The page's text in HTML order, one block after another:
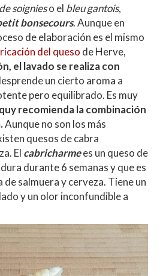
soignieso el bleu gantois,
bonsecours. Aunque en
de elaboración es el mismo
del queso de Herve,
el lavado se realiza con
un cierto aroma a
pero equilibrado. Es muy
recomienda la combinación
Aunque no son los más
quesos de cabra
El cabricharmees un queso de
durante 6 semanas y que es
de salmuera y cerveza. Tiene un
y un olor inconfundible a